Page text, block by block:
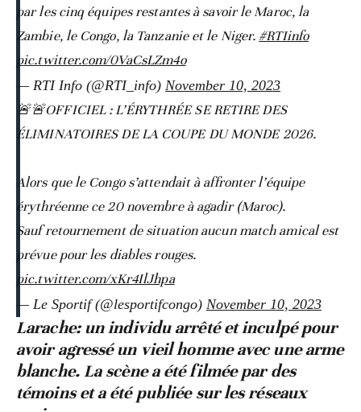
par les cinq équipes restantes à savoir le Maroc, la
Zambie, le Congo, la Tanzanie et le Niger. #RTIinfo
pic.twitter.com/0VaCsLZm4o
— RTI Info (@RTI_info) November 10, 2023
🚨🚨OFFICIEL : L’ÉRYTHRÉE SE RETIRE DES
ÉLIMINATOIRES DE LA COUPE DU MONDE 2026.
Alors que le Congo s’attendait à affronter l’équipe
érythréenne ce 20 novembre à agadir (Maroc).
Sauf retournement de situation aucun match amical est
prévue pour les diables rouges.
pic.twitter.com/xKr4IlJhpa
— Le Sportif (@lesportifcongo) November 10, 2023
Larache: un individu arrêté et inculpé pour
avoir agressé un vieil homme avec une arme
blanche. La scène a été filmée par des
témoins et a été publiée sur les réseaux